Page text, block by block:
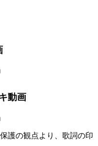
動画
護の観点より、歌詞の印